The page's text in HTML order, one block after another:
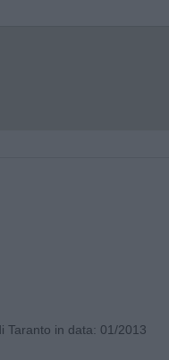
Taranto in data: 01/2013